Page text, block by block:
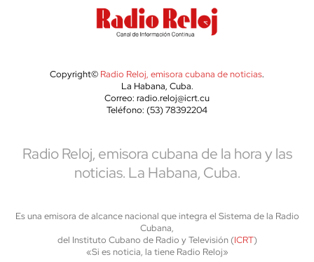
Copyright© Radio Reloj, emisora cubana de noticias.
La Habana, Cuba.
Correo: radio.reloj@icrt.cu
Teléfono: (53) 78392204
Radio Reloj, emisora cubana de la hora y las
noticias. La Habana, Cuba.
Es una emisora de alcance nacional que integra el Sistema de la Radio
Cubana,
del Instituto Cubano de Radio y Televisión (ICRT)
«Si es noticia, la tiene Radio Reloj»